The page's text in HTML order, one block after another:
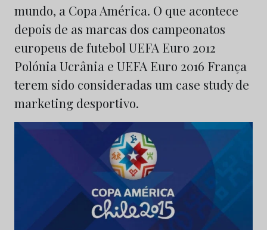
mundo, a Copa América. O que acontece
depois de as marcas dos campeonatos
europeus de futebol UEFA Euro 2012
Polónia Ucrânia e UEFA Euro 2016 França
terem sido consideradas um case study de
marketing desportivo.